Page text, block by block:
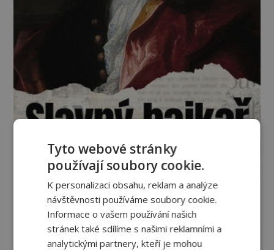
Tyto webové stránky
používají soubory cookie.
K personalizaci obsahu, reklam a analýze
návštěvnosti používáme soubory cookie.
Informace o vašem používání našich
stránek také sdílíme s našimi reklamními a
analytickými partnery, kteří je mohou